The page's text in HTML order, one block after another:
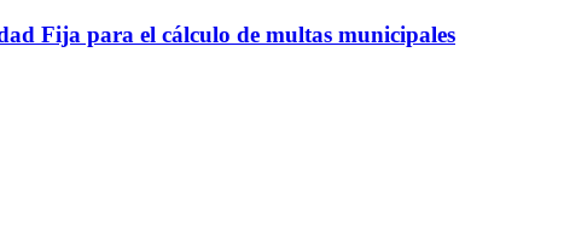
Fija para el cálculo de multas municipales